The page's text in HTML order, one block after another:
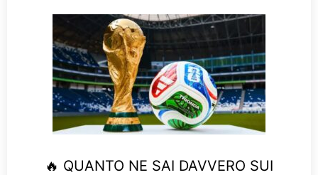
🔥 QUANTO NE SAI DAVVERO SUI